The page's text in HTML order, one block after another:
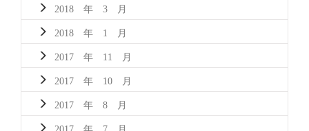
2018 年 3 月
2018 年 1 月
2017 年 11 月
2017 年 10 月
2017 年 8 月
2017 年 7 月